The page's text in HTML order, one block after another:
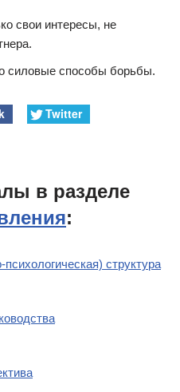
свои интересы, не
силовые способы борьбы.
Twitter
в разделе
:
структура